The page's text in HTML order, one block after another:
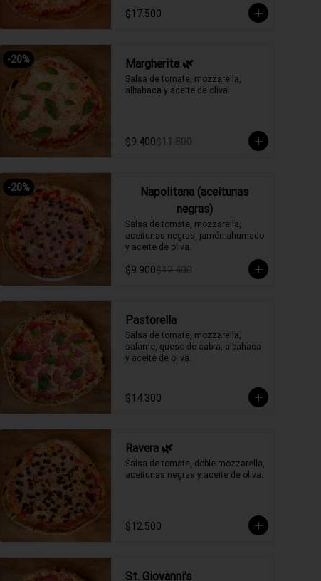
$17.500
-20% Margherita 🌿
Salsa de tomate, mozzarella,
albahaca y aceite de oliva.
$9.400$11.800
-20%
Napolitana (aceitunas
negras)
Salsa de tomate, mozzarella,
aceitunas negras, jamón ahumado
y aceite de oliva.
$9.900$12.400
Pastorella
Salsa de tomate, mozzarella,
salame, queso de cabra, albahaca
y aceite de oliva.
$14.300
Ravera 🌿
Salsa de tomate, doble mozzarella,
aceitunas negras y aceite de oliva.
$12.500
St. Giovanni's